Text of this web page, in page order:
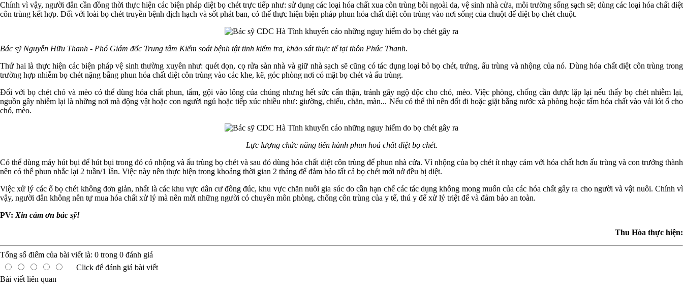
Chính vì vậy, người dân cần đồng thời thực hiện các biện pháp diệt bọ chét trực tiếp như: sử dụng các loại hóa chất xua côn trùng bôi ngoài da, vệ sinh nhà cửa, môi trường sống sạch sẽ; dùng các loại hóa chất diệt
côn trùng kết hợp. Đối với loài bọ chét truyền bệnh dịch hạch và sốt phát ban, có thể thực hiện biện pháp phun hóa chất diệt côn trùng vào nơi sống của chuột để diệt bọ chét chuột.
Bác sỹ Nguyễn Hữu Thanh - Phó Giám đốc Trung tâm Kiểm soát bệnh tật tỉnh kiểm tra, khảo sát thực tế tại thôn Phúc Thanh.
Thứ hai là thực hiện các biện pháp vệ sinh thường xuyên như: quét dọn, cọ rửa sàn nhà và giữ nhà sạch sẽ cũng có tác dụng loại bỏ bọ chét, trứng, ấu trùng và nhộng của nó. Dùng hóa chất diệt côn trùng trong
trường hợp nhiễm bọ chét nặng bằng phun hóa chất diệt côn trùng vào các khe, kẽ, góc phòng nơi có mặt bọ chét và ấu trùng.
Đối với bọ chét chó và mèo có thể dùng hóa chất phun, tẩm, gội vào lông của chúng nhưng hết sức cẩn thận, tránh gây ngộ độc cho chó, mèo. Việc phòng, chống cần được lặp lại nếu thấy bọ chét nhiễm lại,
nguồn gây nhiễm lại là những nơi mà động vật hoặc con người ngủ hoặc tiếp xúc nhiều như: giường, chiếu, chăn, màn... Nếu có thể thì nên đốt đi hoặc giặt bằng nước xà phòng hoặc tẩm hóa chất vào vải lót ổ cho
chó, mèo.
Lực lượng chức năng tiến hành phun hoá chất diệt bọ chét.
Có thể dùng máy hút bụi để hút bụi trong đó có nhộng và ấu trùng bọ chét và sau đó dùng hóa chất diệt côn trùng để phun nhà cửa. Vì nhộng của bọ chét ít nhạy cảm với hóa chất hơn ấu trùng và con trưởng thành
nên có thể phun nhắc lại 2 tuần/1 lần. Việc này nên thực hiện trong khoảng thời gian 2 tháng để đảm bảo tất cả bọ chét mới nở đều bị diệt.
Việc xử lý các ổ bọ chét không đơn giản, nhất là các khu vực dân cư đông đúc, khu vực chăn nuôi gia súc do cần hạn chế các tác dụng không mong muốn của các hóa chất gây ra cho người và vật nuôi. Chính vì
vậy, người dân không nên tự mua hóa chất xử lý mà nên mời những người có chuyên môn phòng, chống côn trùng của y tế, thú y để xử lý triệt để và đảm bảo an toàn.
PV: Xin cảm ơn bác sỹ!
Thu Hòa thực hiện:
Tổng số điểm của bài viết là: 0 trong 0 đánh giá
Click để đánh giá bài viết
Bài viết liên quan